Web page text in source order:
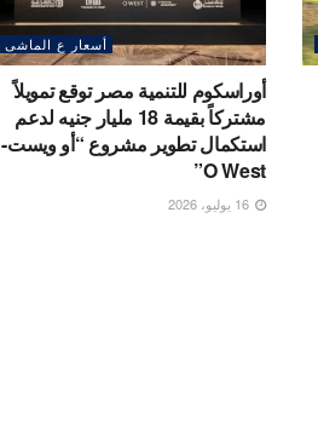
أسعار ع الماشى
أوراسكوم للتنمية مصر توقع تمويلاً
مشتركاً بقيمة 18 مليار جنيه لدعم
استكمال تطوير مشروع “أو ويست-
O West”